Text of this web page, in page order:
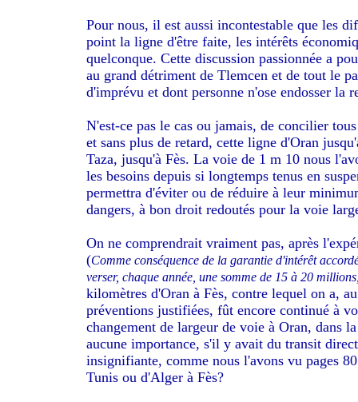
Pour nous, il est aussi incontestable que les
point la ligne d'être faite, les intérêts
quelconque. Cette discussion passionnée a
au grand détriment de Tlemcen et de tout le
d'imprévu et dont personne n'ose endosser la
N'est-ce pas le cas ou jamais, de concilier
et sans plus de retard, cette ligne d'Oran
Taza, jusqu'à Fès. La voie de 1 m 10 nous
les besoins depuis si longtemps tenus en
permettra d'éviter ou de réduire à leur
dangers, à bon droit redoutés pour la voie
On ne comprendrait vraiment pas, après
(Comme conséquence de la garantie d'intérêt
verser, chaque année, une somme de 15 à 20
kilomètres d'Oran à Fès, contre lequel on a,
préventions justifiées, fût encore continué à
changement de largeur de voie à Oran, dans
aucune importance, s'il y avait du transit
insignifiante, comme nous l'avons vu pages
Tunis ou d'Alger à Fès?